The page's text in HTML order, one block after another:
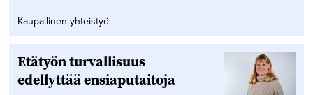
Kaupallinen yhteistyö
Etätyön turvallisuus
edellyttää ensiaputaitoja